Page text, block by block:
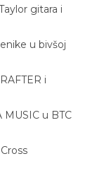
gitara i
u bivšoj
i
u BTC